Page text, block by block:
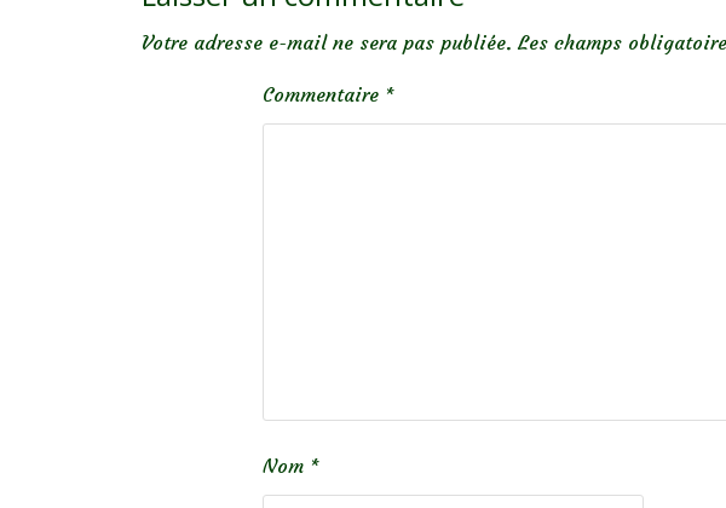
Votre adresse e-mail ne sera pas publiée. Les champs
Commentaire *
Nom *